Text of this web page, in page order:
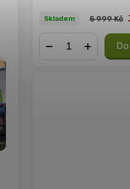
Skladem 5 999 Kč